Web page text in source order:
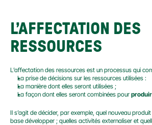
L’AFFECTATION DES
RESSOURCES
L’affectation des ressources est un processus qui
La prise de décisions sur les ressources utilisées :
La manière dont elles seront utilisées ;
La façon dont elles seront combinées pour
Il s’agit de décider, par exemple, quel nouveau
base développer ; quelles activités externaliser et